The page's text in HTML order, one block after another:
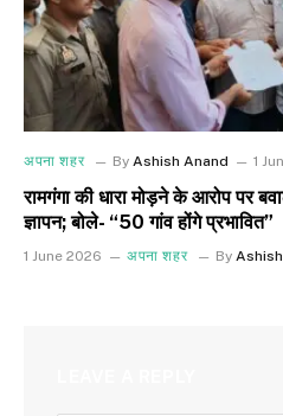
अपना शहर By Ashish Anand 1
रामगंगा की धारा मोड़ने के आरोप पर
ज्ञापन; बोले- “50 गांव होंगे प्रभावित”
1 June 2026 अपना शहर By